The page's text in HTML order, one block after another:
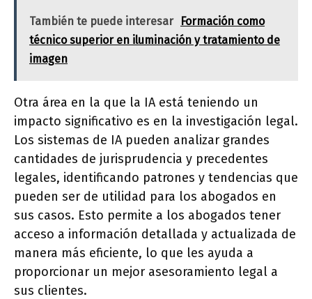
También te puede interesar
Formación como
técnico superior en iluminación y tratamiento de
imagen
Otra área en la que la IA está teniendo un
impacto significativo es en la investigación legal.
Los sistemas de IA pueden analizar grandes
cantidades de jurisprudencia y precedentes
legales, identificando patrones y tendencias que
pueden ser de utilidad para los abogados en
sus casos. Esto permite a los abogados tener
acceso a información detallada y actualizada de
manera más eficiente, lo que les ayuda a
proporcionar un mejor asesoramiento legal a
sus clientes.